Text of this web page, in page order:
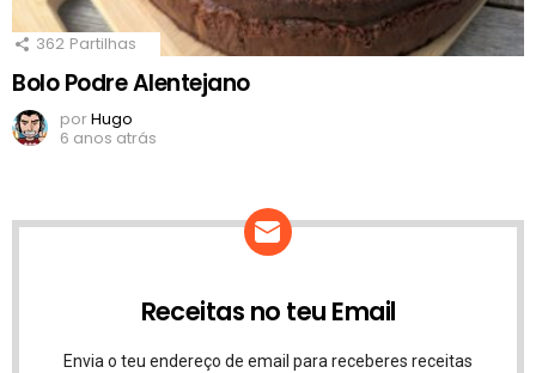
362 Partilhas
Bolo Podre Alentejano
porHugo
6 anos atrás
Receitas no teu Email
Envia o teu endereço de email para receberes receitas